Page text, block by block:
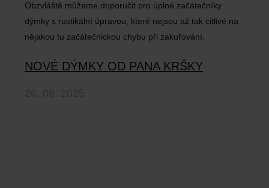
Obzvláště můžeme doporučit pro úplné začátečníky
dýmky s rustikální úpravou, které nejsou až tak citlivé na
nějakou tu začátečnickou chybu při zakuřování.
NOVÉ DÝMKY OD PANA KRŠKY